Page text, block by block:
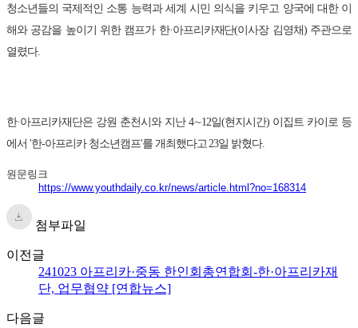
청소년들의 국제적인 소통 능력과 세계 시민 의식을 키우고 양국에 대한 이
해와 공감을 높이기 위한 캠프가 한·아프리카재단(이사장 김영채) 주관으로
열렸다.
한·아프리카재단은 강원 춘천시와 지난 4∼12일(현지시간) 이집트 카이로 등
에서 '한-아프리카 청소년캠프'를 개최했다고 23일 밝혔다.
원문링크
https://www.youthdaily.co.kr/news/article.html?no=168314
첨부파일
이전글
241023 아프리카·중동 한인회총연합회-한·아프리카재
단, 업무협약 [연합뉴스]
다음글